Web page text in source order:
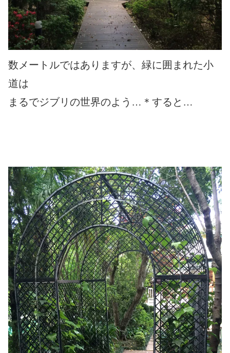
数メートルではありますが、緑に囲まれた小
道は
まるでジブリの世界のよう…＊すると…